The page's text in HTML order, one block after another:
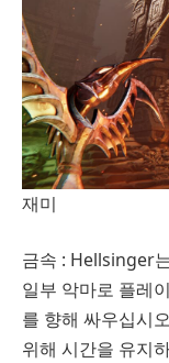
재미
금속 : Hellsinger
일부 악마로 플레
를 향해 싸우십시
위해 시간을 유지